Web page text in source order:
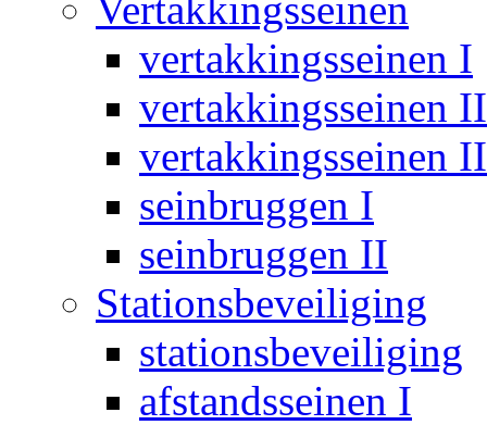
vertakkingsseinen I
vertakkingsseinen II
vertakkingsseinen
seinbruggen I
seinbruggen II
Stationsbeveiliging
stationsbeveiliging
afstandsseinen I